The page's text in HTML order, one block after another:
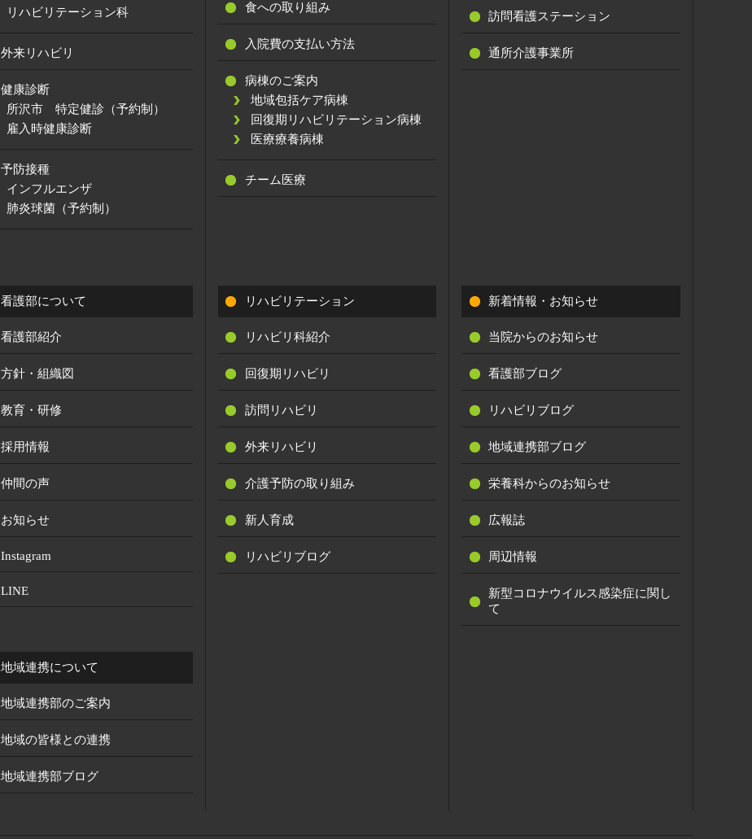
リハビリテーション科
外来リハビリ
健康診断
所沢市 特定健診（予約制）
雇入時健康診断
予防接種
インフルエンザ
肺炎球菌（予約制）
食への取り組み
入院費の支払い方法
病棟のご案内
地域包括ケア病棟
回復期リハビリテーション病棟
医療療養病棟
チーム医療
訪問看護ステーション
通所介護事業所
看護部について
看護部紹介
方針・組織図
教育・研修
採用情報
仲間の声
お知らせ
Instagram
LINE
地域連携について
地域連携部のご案内
地域の皆様との連携
地域連携部ブログ
リハビリテーション
リハビリ科紹介
回復期リハビリ
訪問リハビリ
外来リハビリ
介護予防の取り組み
新人育成
リハビリブログ
新着情報・お知らせ
当院からのお知らせ
看護部ブログ
リハビリブログ
地域連携部ブログ
栄養科からのお知らせ
広報誌
周辺情報
新型コロナウイルス感染症に関し
て